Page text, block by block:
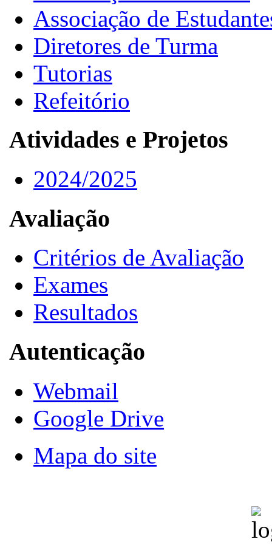
Associação de
Diretores de Turma
Tutorias
Refeitório
Atividades e Projetos
2024/2025
Avaliação
Critérios de Avaliação
Exames
Resultados
Autenticação
Webmail
Google Drive
Mapa do site